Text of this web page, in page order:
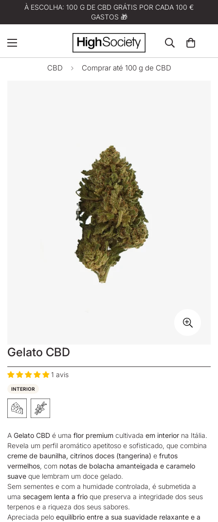
À ESCOLHA: 100 G DE CBD GRÁTIS POR CADA 100 €
GASTOS 🎁
CBD Comprar até 100 g de CBD
Gelato CBD
1 avis
INTERIOR
A Gelato CBD é uma flor premium cultivada em interior na Itália.
Revela um perfil aromático apetitoso e sofisticado, que combina
creme de baunilha, citrinos doces (tangerina) e frutos
vermelhos, com notas de bolacha amanteigada e caramelo
suave que lembram um doce gelado.
Sem sementes e com a humidade controlada, é submetida a
uma secagem lenta a frio que preserva a integridade dos seus
terpenos e a riqueza dos seus sabores.
Apreciada pelo equilíbrio entre a sua suavidade relaxante e a